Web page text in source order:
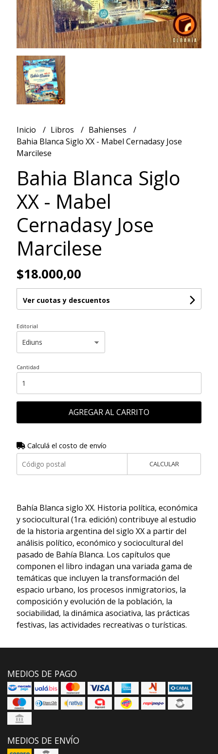
Inicio Libros
Bahienses
Bahia Blanca Siglo XX - Mabel Cernadasy Jose
Marcilese
Bahia Blanca Siglo
XX - Mabel
Cernadasy Jose
Marcilese
$18.000,00
Ver cuotas y descuentos
Editorial
Cantidad
AGREGAR AL CARRITO
Calculá el costo de envío
CALCULAR
Bahía Blanca siglo XX. Historia política, económica
y sociocultural (1ra. edición) contribuye al estudio
de la historia argentina del siglo XX a partir del
análisis político, económico y sociocultural del
pasado de Bahía Blanca. Los capítulos que
componen el libro indagan una variada gama de
temáticas que incluyen la transformación del
espacio urbano, los procesos inmigratorios, la
composición y evolución de la población, la
sociabilidad, la dinámica asociativa, las prácticas
festivas, las actividades recreativas o turísticas.
MEDIOS DE PAGO
MEDIOS DE ENVÍO